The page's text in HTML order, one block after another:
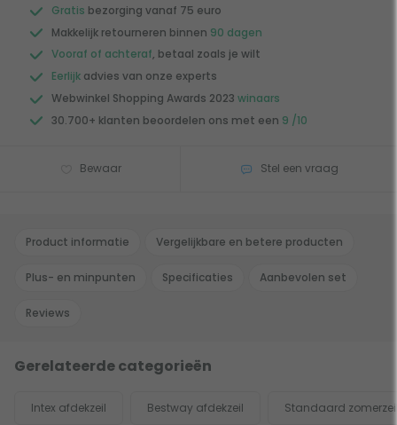
Gratis bezorging vanaf 75 euro
Makkelijk retourneren binnen 90 dagen
Vooraf of achteraf, betaal zoals je wilt
Eerlijk advies van onze experts
Webwinkel Shopping Awards 2023 winaars
30.700+ klanten beoordelen ons met een 9 /10
Bewaar Stel een vraag
Product informatie Vergelijkbare en betere producten
Plus- en minpunten Specificaties Aanbevolen set
Reviews
Gerelateerde categorieën
Intex afdekzeil Bestway afdekzeil Standaard